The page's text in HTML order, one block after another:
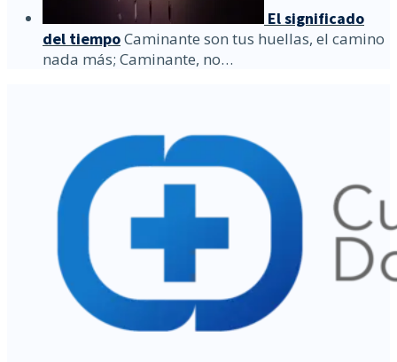
El significado
del tiempoCaminante son tus huellas, el camino
nada más; Caminante, no…